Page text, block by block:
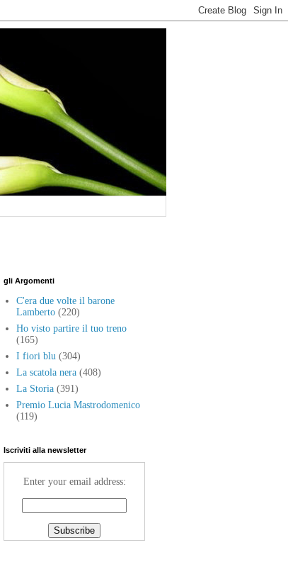
gli Argomenti
C'era due volte il barone
Lamberto (220)
Ho visto partire il tuo treno
(165)
I fiori blu (304)
La scatola nera (408)
La Storia (391)
Premio Lucia Mastrodomenico
(119)
Iscriviti alla newsletter
Enter your email address: